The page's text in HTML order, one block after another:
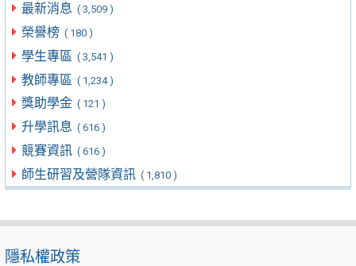
最新消息 ( 3,509 )
榮譽榜 ( 180 )
學生專區 ( 3,541 )
教師專區 ( 1,234 )
獎助學金 ( 121 )
升學訊息 ( 616 )
競賽資訊 ( 616 )
師生研習及營隊資訊 ( 1,810 )
隱私權政策